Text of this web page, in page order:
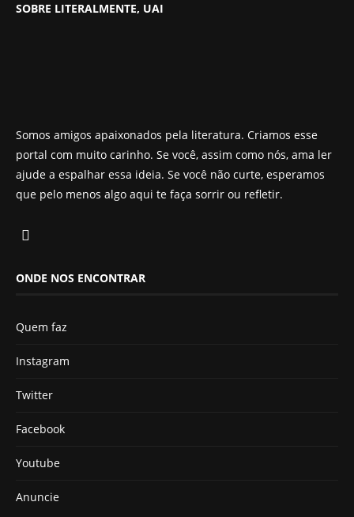
SOBRE LITERALMENTE, UAI
Somos amigos apaixonados pela literatura. Criamos esse
portal com muito carinho. Se você, assim como nós, ama ler
ajude a espalhar essa ideia. Se você não curte, esperamos
que pelo menos algo aqui te faça sorrir ou refletir.
ONDE NOS ENCONTRAR
Quem faz
Instagram
Twitter
Facebook
Youtube
Anuncie